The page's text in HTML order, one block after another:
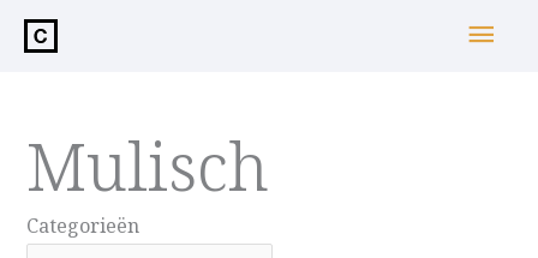
inhoud
Mulisch
Categorieën
Categorieën